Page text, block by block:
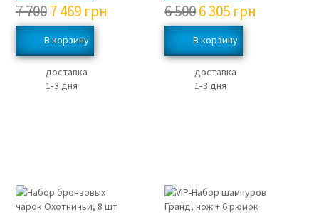
7 7007 469 грн
доставка
1‑3 дня
6 5006 305 грн
доставка
1‑3 дня